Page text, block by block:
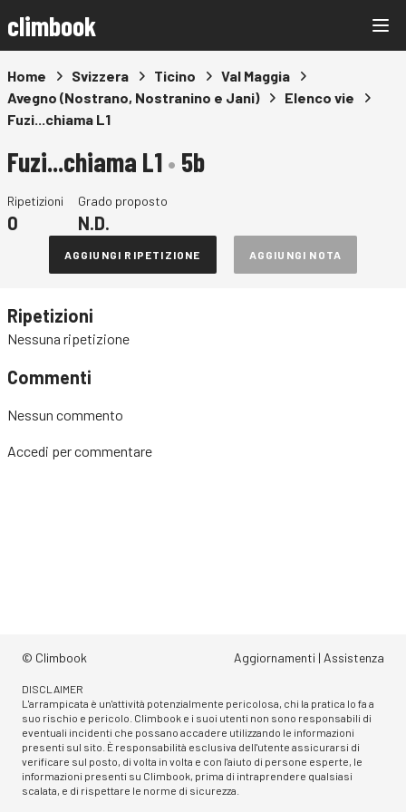
climbook
Home Svizzera Ticino
Val Maggia
Avegno (Nostrano, Nostranino e Jani)
Elenco vie
Fuzi...chiama L1
Fuzi...chiama L1• 5b
Ripetizioni
0
Grado proposto
N.D.
AGGIUNGI RIPETIZIONE AGGIUNGI NOTA
Ripetizioni
Nessuna ripetizione
Commenti
Nessun commento
Accedi per commentare
© Climbook Aggiornamenti | Assistenza
DISCLAIMER
L'arrampicata è un'attività potenzialmente pericolosa, chi la pratica lo fa a
suo rischio e pericolo. Climbook e i suoi utenti non sono responsabili di
eventuali incidenti che possano accadere utilizzando le informazioni
presenti sul sito. È responsabilità esclusiva dell'utente assicurarsi di
verificare sul posto, di volta in volta e con l'aiuto di persone esperte, le
informazioni presenti su Climbook, prima di intraprendere qualsiasi
scalata, e di rispettare le norme di sicurezza.